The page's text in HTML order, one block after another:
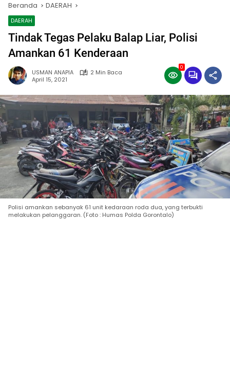
Beranda DAERAH
DAERAH
Tindak Tegas Pelaku Balap Liar, Polisi
Amankan 61 Kenderaan
USMAN ANAPIA
2 Min Baca
April 15, 2021
0
Polisi amankan sebanyak 61 unit kedaraan roda dua, yang terbukti
melakukan pelanggaran. (Foto : Humas Polda Gorontalo)